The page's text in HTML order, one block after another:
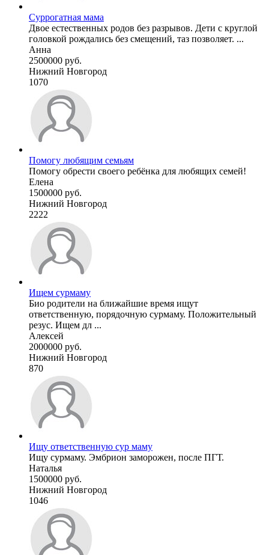
Суррогатная мама
Двое естественных родов без разрывов. Дети с круглой
головкой рождались без смещений, таз позволяет. ...
Анна
2500000 руб.
Нижний Новгород
1070
Помогу любящим семьям
Помогу обрести своего ребёнка для любящих семей!
Елена
1500000 руб.
Нижний Новгород
2222
Ищем сурмаму
Био родители на ближайшие время ищут
ответственную, порядочную сурмаму. Положительный
резус. Ищем дл ...
Алексей
2000000 руб.
Нижний Новгород
870
Ищу ответственную сур маму
Ищу сурмаму. Эмбрион заморожен, после ПГТ.
Наталья
1500000 руб.
Нижний Новгород
1046